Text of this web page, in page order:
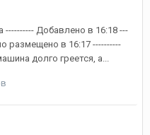
---------- Добавлено в 16:18 ---
размещено в 16:17 ----------
долго греется, а...